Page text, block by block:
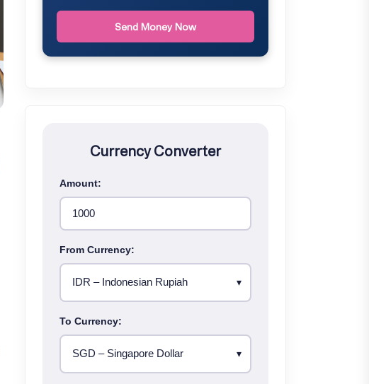
Send Money Now
Currency Converter
Amount:
From Currency:
To Currency: